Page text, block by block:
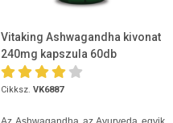
Vitaking Ashwagandha kivonat
240mg kapszula 60db
Cikksz. VK6887